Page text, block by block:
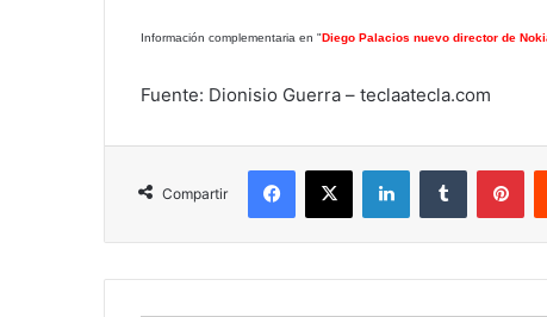
Información complementaria en "Diego Palacios nuevo director de
Fuente: Dionisio Guerra – teclaatecla.com
Compartir
Facebook
X LinkedInTumblr